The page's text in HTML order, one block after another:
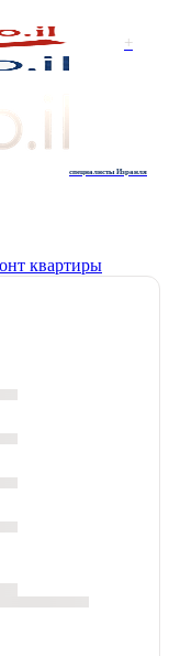
+
специалисты Израиля
квартиры